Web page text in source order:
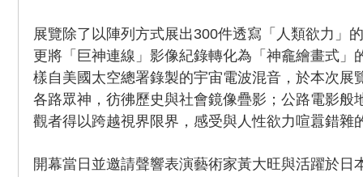
展覽除了以陣列方式展出300件透寫「人類欲力」
更將「巨神連線」影像紀錄轉化為「神龕繪畫式」
樣自美國太空總署錄製的宇宙電波混音，於本次展
各路眾神，彷彿歷史與社會鏡像疊影；公路電影般
觀者得以跨越視界限界，感受與人性欲力喧囂錯雜
開幕當日並邀請聲響表演藝術家黃大旺與活躍於日